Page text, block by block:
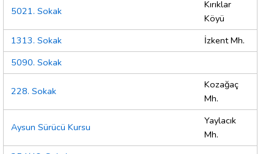
5021. Sokak
Kırıklar
Köyü
1313. Sokak
İzkent Mh.
5090. Sokak
228. Sokak
Kozağaç
Mh.
Aysun Sürücü Kursu
Yaylacık
Mh.